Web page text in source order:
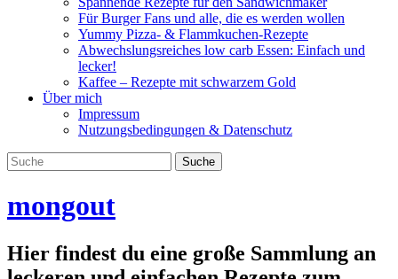
Für Burger Fans und alle, die es werden wollen
Yummy Pizza- & Flammkuchen-Rezepte
Abwechslungsreiches low carb Essen: Einfach und
lecker!
Kaffee – Rezepte mit schwarzem Gold
Über mich
Impressum
Nutzungsbedingungen & Datenschutz
mongout
Hier findest du eine große Sammlung an